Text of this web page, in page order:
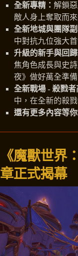
全新專精： 解鎖
敵人身上奪取而
全新地城與團隊副
中對抗九位強大
升級的新手與回歸
焦角色成長與史
夜》做好萬全準備
全新戰場 - 殺戮者
中，在全新的殺
還有更多內容等你
《魔獸世界
章正式揭幕